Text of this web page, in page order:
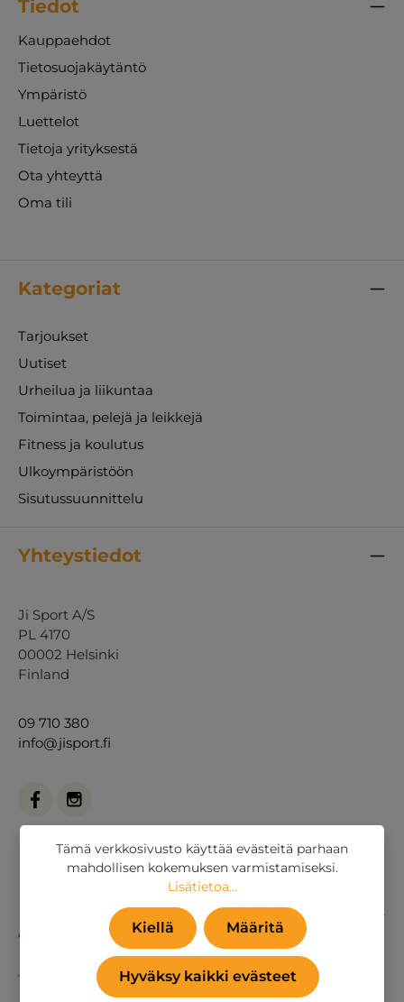
Tiedot
Kauppaehdot
Tietosuojakäytäntö
Ympäristö
Luettelot
Tietoja yrityksestä
Ota yhteyttä
Oma tili
Kategoriat
Tarjoukset
Uutiset
Urheilua ja liikuntaa
Toimintaa, pelejä ja leikkejä
Fitness ja koulutus
Ulkoympäristöön
Sisutussuunnittelu
Yhteystiedot
Ji Sport A/S
PL 4170
00002 Helsinki
Finland
09 710 380
info@jisport.fi
Tai yhteydenottolomakkeella.
Tämä verkkosivusto käyttää evästeitä parhaan
mahdollisen kokemuksen varmistamiseksi.
Lisätietoa...
Kiellä Määritä
Hyväksy kaikki evästeet